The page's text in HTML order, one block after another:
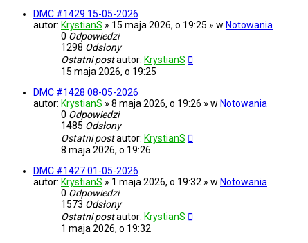
DMC #1429 15-05-2026
autor: KrystianS » 15 maja 2026, o 19:25 » w Notowania
0 Odpowiedzi
1298 Odsłony
Ostatni postautor: KrystianS
15 maja 2026, o 19:25
DMC #1428 08-05-2026
autor: KrystianS » 8 maja 2026, o 19:26 » w Notowania
0 Odpowiedzi
1485 Odsłony
Ostatni postautor: KrystianS
8 maja 2026, o 19:26
DMC #1427 01-05-2026
autor: KrystianS » 1 maja 2026, o 19:32 » w Notowania
0 Odpowiedzi
1573 Odsłony
Ostatni postautor: KrystianS
1 maja 2026, o 19:32